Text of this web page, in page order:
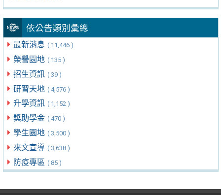
依公告類別彙總
最新消息 ( 11,446 )
榮譽園地 ( 135 )
招生資訊 ( 39 )
研習天地 ( 4,576 )
升學資訊 ( 1,152 )
獎助學金 ( 470 )
學生園地 ( 3,500 )
來文宣導 ( 3,638 )
防疫專區 ( 85 )